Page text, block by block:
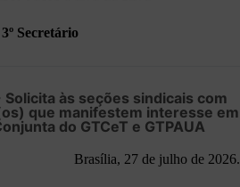
3º Secretário
às seções sindicais com
que manifestem interesse em
do GTCeT e GTPAUA
Brasília, 27 de julho de 2026.